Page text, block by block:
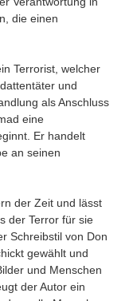
die einen
Terrorist, welcher
und
als Anschluss
eine
Er handelt
an seinen
der Zeit und lässt
der Terror für sie
Schreibstil von Don
gewählt und
und Menschen
der Autor ein